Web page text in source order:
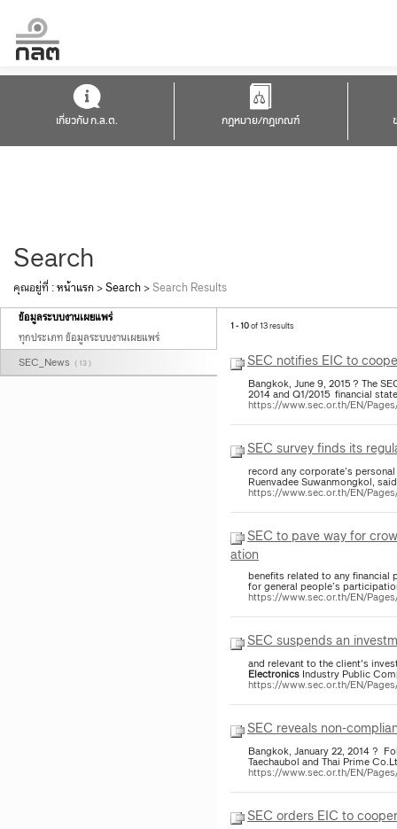
เกี่ยวกับ ก.ล.ต. กฎหมาย/กฎเกณฑ์
Search
คุณอยู่ที่ :หน้าแรก >Search >Search Results
ข้อมูลระบบงานเผยแพร่
ทุกประเภท ข้อมูลระบบงานเผยแพร่
SEC_News ( 13 )
1 - 10of 13 results
SEC notifies EIC to
Bangkok, June 9, 2015 ? The
2014 and Q1/2015 financial
https://www.sec.or.th/EN/
SEC survey finds its
record any corporate’s
Ruenvadee Suwanmongkol,
https://www.sec.or.th/EN/
SEC to pave way for
ation
benefits related to any
for general people’s
https://www.sec.or.th/EN/
SEC suspends an
and relevant to the client's
Electronics Industry Public
https://www.sec.or.th/EN/
SEC reveals non-
Bangkok, January 22, 2014 ?
Taechaubol and Thai Prime
https://www.sec.or.th/EN/
SEC orders EIC to